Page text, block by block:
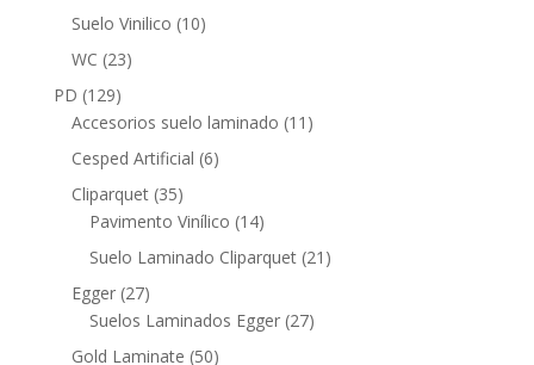
Suelo Vinilico 1010
WC 2323
PD 129129
productos
Accesorios suelo laminado 11 11
Cesped Artificial 66
Cliparquet 3535
productos
Pavimento Vinílico 1414
productos
Suelo Laminado Cliparquet 21 21
Egger 2727
productos
Suelos Laminados Egger 2727
Gold Laminate 5050